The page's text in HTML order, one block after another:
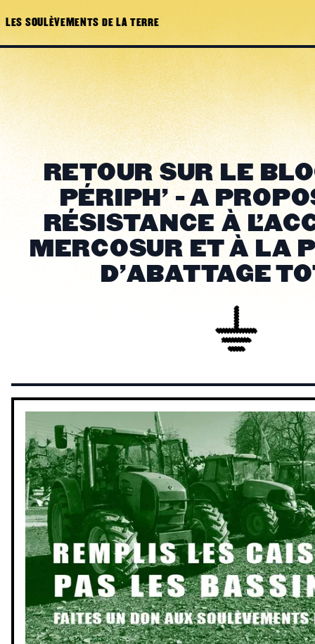
LES SOULÈVEMENTS DE LA TERRE
RETOUR SUR LE
PÉRIPH' - A
RÉSISTANCE À
MERCOSUR ET À LA
D'ABATTAGE